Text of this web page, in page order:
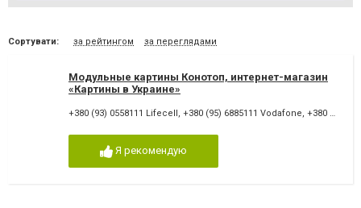
Сортувати: за рейтингом за переглядами
Модульные картины Конотоп, интернет-магазин
«Картины в Украине»
+380 (93) 0558111 Lifecell , +380 (95) 6885111 Vodafone, +380 (97) 8558111
Я рекомендую